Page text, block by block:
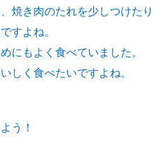
焼き肉のたれを少しつけたり
すよね。
にもよく食べていました。
しく食べたいですよね。
う！